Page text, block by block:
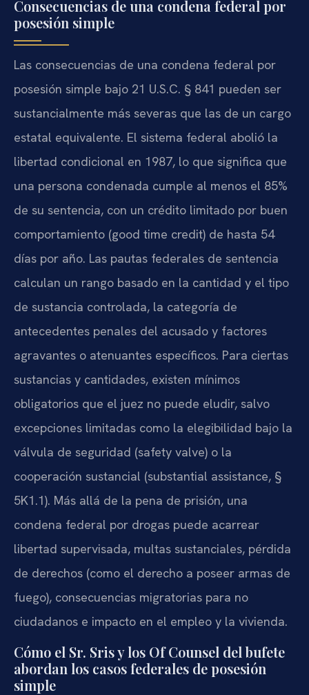
Consecuencias de una condena federal por
posesión simple
Las consecuencias de una condena federal por
posesión simple bajo 21 U.S.C. § 841 pueden ser
sustancialmente más severas que las de un cargo
estatal equivalente. El sistema federal abolió la
libertad condicional en 1987, lo que significa que
una persona condenada cumple al menos el 85%
de su sentencia, con un crédito limitado por buen
comportamiento (good time credit) de hasta 54
días por año. Las pautas federales de sentencia
calculan un rango basado en la cantidad y el tipo
de sustancia controlada, la categoría de
antecedentes penales del acusado y factores
agravantes o atenuantes específicos. Para ciertas
sustancias y cantidades, existen mínimos
obligatorios que el juez no puede eludir, salvo
excepciones limitadas como la elegibilidad bajo la
válvula de seguridad (safety valve) o la
cooperación sustancial (substantial assistance, §
5K1.1). Más allá de la pena de prisión, una
condena federal por drogas puede acarrear
libertad supervisada, multas sustanciales, pérdida
de derechos (como el derecho a poseer armas de
fuego), consecuencias migratorias para no
ciudadanos e impacto en el empleo y la vivienda.
Cómo el Sr. Sris y los Of Counsel del bufete
abordan los casos federales de posesión
simple